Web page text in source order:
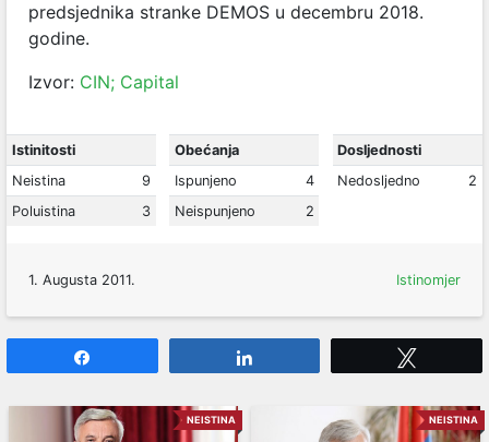
predsjednika stranke DEMOS u decembru 2018.
godine.
Izvor: CIN; Capital
Istinitosti
Neistina
9
Poluistina
3
Obećanja
Ispunjeno
4
Neispunjeno
2
Dosljednosti
Nedosljedno
2
1. Augusta 2011. Istinomjer
NEISTINA NEISTINA